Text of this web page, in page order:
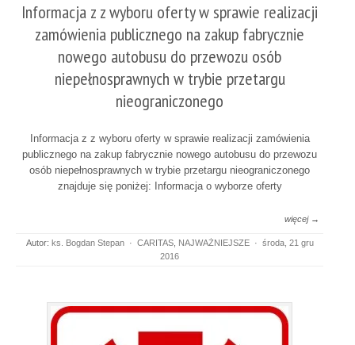
Informacja z z wyboru oferty w sprawie realizacji
zamówienia publicznego na zakup fabrycznie
nowego autobusu do przewozu osób
niepełnosprawnych w trybie przetargu
nieograniczonego
Informacja z z wyboru oferty w sprawie realizacji zamówienia
publicznego na zakup fabrycznie nowego autobusu do przewozu
osób niepełnosprawnych w trybie przetargu nieograniczonego
znajduje się poniżej: Informacja o wyborze oferty
więcej →
Autor: ks. Bogdan Stepan · CARITAS, NAJWAŻNIEJSZE · środa, 21 gru
2016